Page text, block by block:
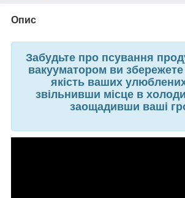
Опис
Забудьте про псування
вакууматором ви збережете
якість ваших
звільнивши місце в
заощадивши ваші